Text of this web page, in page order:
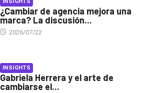
¿Cambiar de agencia mejora una
marca? La discusión...
2026/07/22
INSIGHTS
Gabriela Herrera y el arte de
cambiarse el...